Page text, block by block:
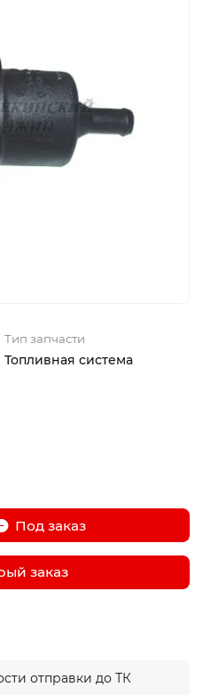
Тип запчасти
Топливная система
Под заказ
заказ
отправки до ТК